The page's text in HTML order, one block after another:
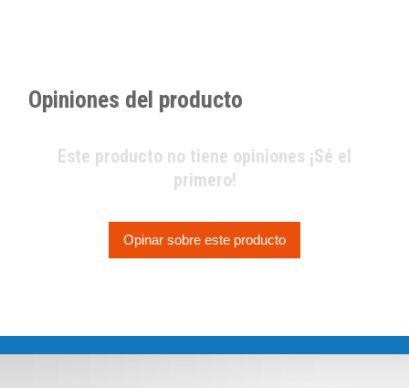
Opiniones del producto
Este producto no tiene opiniones ¡Sé el
primero!
Opinar sobre este producto